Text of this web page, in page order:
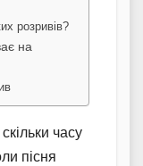
розривів?
на
часу
пісня